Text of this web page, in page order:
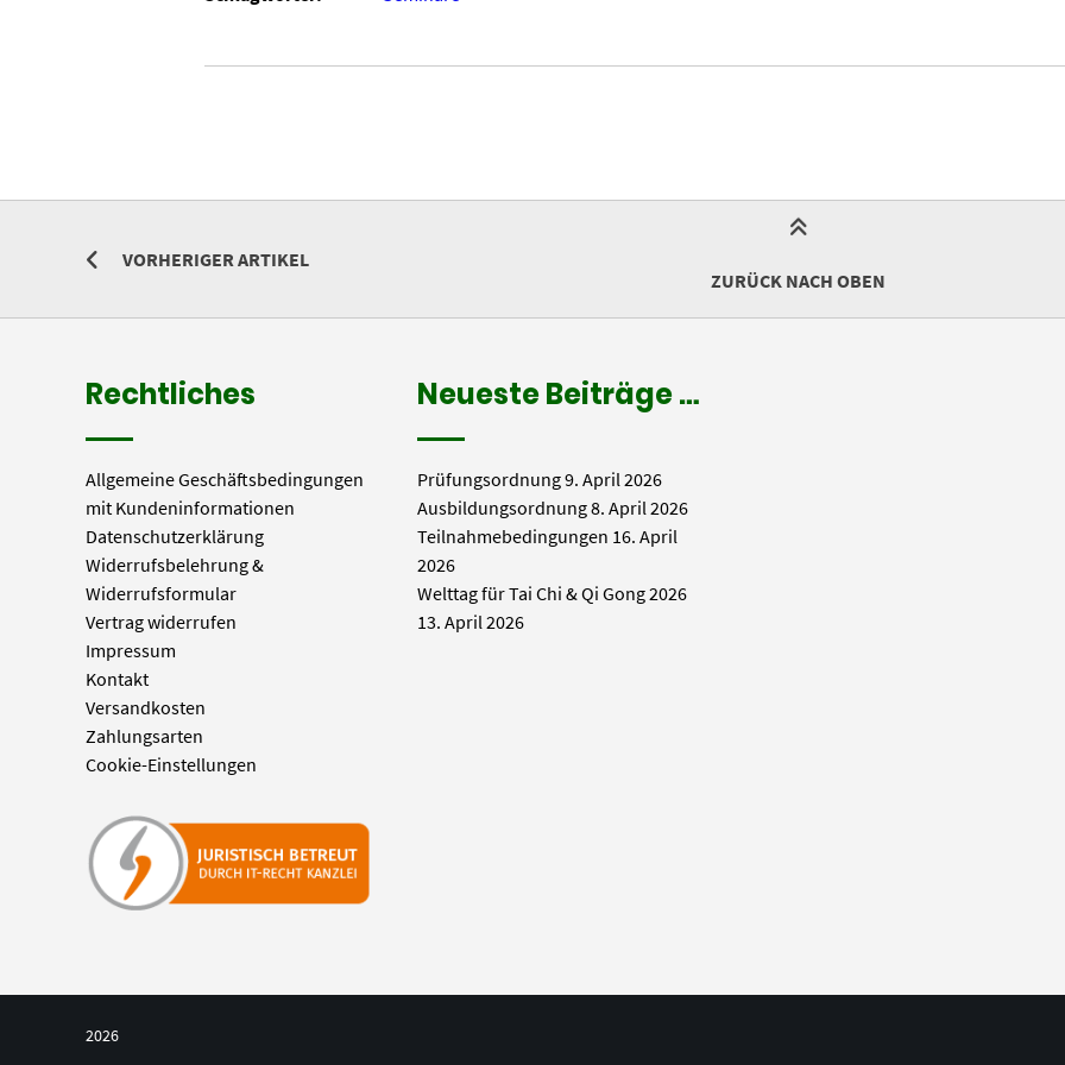
VORHERIGER ARTIKEL
ZURÜCK NACH OBEN
Rechtliches
Allgemeine Geschäftsbedingungen
mit Kundeninformationen
Datenschutzerklärung
Widerrufsbelehrung &
Widerrufsformular
Vertrag widerrufen
Impressum
Kontakt
Versandkosten
Zahlungsarten
Cookie-Einstellungen
Neueste Beiträge …
Prüfungsordnung9. April 2026
Ausbildungsordnung8. April 2026
Teilnahmebedingungen 16. April
2026
Welttag für Tai Chi & Qi Gong 2026
13. April 2026
2026